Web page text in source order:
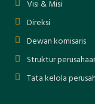
berkomitmen
dan lingkungan
Visi & Misi
Direksi
Dewan komisaris
Struktur
Tata kelola